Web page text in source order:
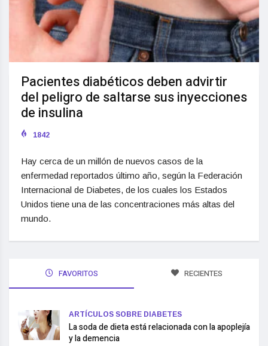
Pacientes diabéticos deben advirtir
del peligro de saltarse sus inyecciones
de insulina
1842
Hay cerca de un millón de nuevos casos de la
enfermedad reportados último año, según la Federación
Internacional de Diabetes, de los cuales los Estados
Unidos tiene una de las concentraciones más altas del
mundo.
FAVORITOS RECIENTES
ARTÍCULOS SOBRE DIABETES
La soda de dieta está relacionada con la apoplejía
y la demencia